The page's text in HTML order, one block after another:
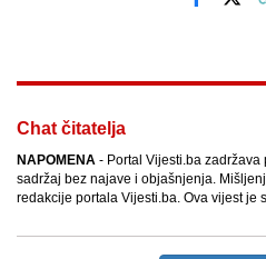
Chat čitatelja
NAPOMENA - Portal Vijesti.ba
sadržaj bez najave i objašnjenja.
redakcije portala Vijesti.ba. Ova vijest je